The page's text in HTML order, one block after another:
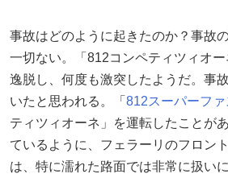
事故はどのように起きたのか？事故
一切ない。「812コンペティツィオ
逸脱し、何度も激突したようだ。事
いたと思われる。「 812スーパーファ
ティツィオーネ」を運転したことが
ているように、フェラーリのフロン
は、特に濡れた路面では非常に扱いに